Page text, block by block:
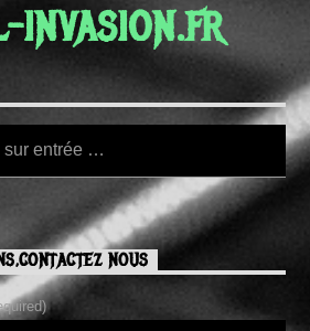
INVASION.FR
NOUS